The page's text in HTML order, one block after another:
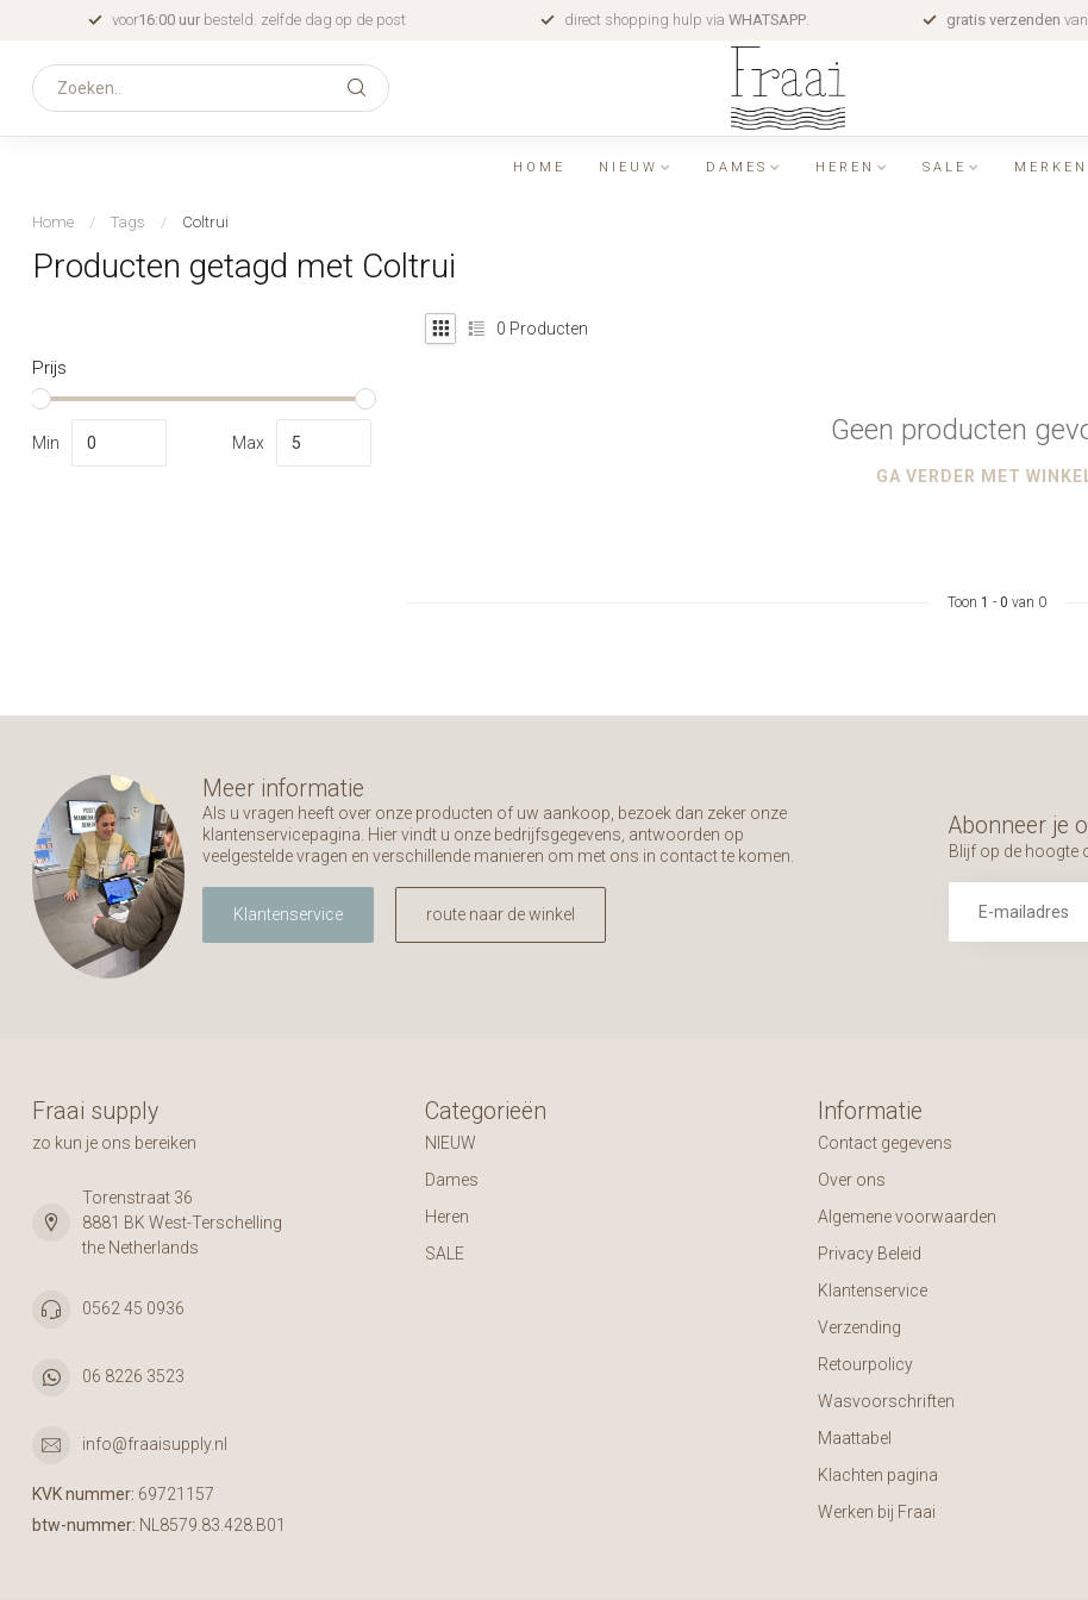
voor16:00 uur besteld. zelfde dag op de post direct shopping hulp via WHATSAPP. gratis verzenden
HOME NIEUW DAMES HEREN SALE MERKEN
Home / Tags / Coltrui
Producten getagd met Coltrui
Prijs
Min Max
0 Producten
Geen producten
GA VERDER MET
Toon 1 - 0 van 0
Meer informatie
Als u vragen heeft over onze producten of uw aankoop, bezoek dan zeker onze
klantenservicepagina. Hier vindt u onze bedrijfsgegevens, antwoorden op
veelgestelde vragen en verschillende manieren om met ons in contact te komen.
Klantenservice route naar de winkel
Abonneer je
Blijf op de hoogte
Fraai supply
zo kun je ons bereiken
Torenstraat 36
8881 BK West-Terschelling
the Netherlands
0562 45 0936
06 8226 3523
info@fraaisupply.nl
KVK nummer: 69721157
btw-nummer: NL8579.83.428.B01
Categorieën
NIEUW
Dames
Heren
SALE
Informatie
Contact gegevens
Over ons
Algemene voorwaarden
Privacy Beleid
Klantenservice
Verzending
Retourpolicy
Wasvoorschriften
Maattabel
Klachten pagina
Werken bij Fraai